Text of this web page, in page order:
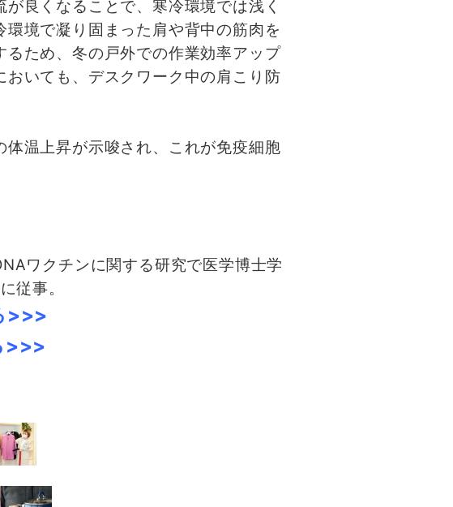
良くなることで、寒冷環境では浅く
境で凝り固まった肩や背中の筋肉を
ため、冬の戸外での作業効率アップ
いても、デスクワーク中の肩こり防
温上昇が示唆され、これが免疫細胞
ワクチンに関する研究で医学博士学
従事。
>>>
>>>